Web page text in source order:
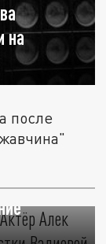
на
после
Актёр